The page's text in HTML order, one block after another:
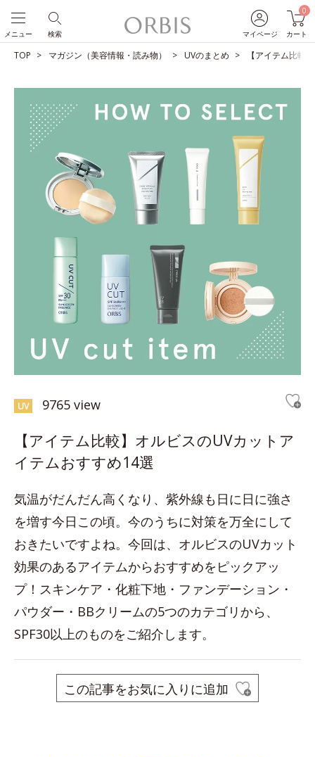
マイページ
0
カート
検索
メニュー
TOP マガジン（美容情報・読み物） UVのまとめ 【アイテム比較
UV 9765 view
【アイテム比較】オルビスのUVカットア
イテムおすすめ14選
気温がだんだん高くなり、紫外線も日に日に強さ
を増す今日この頃。今のうちに対策を万全にして
おきたいですよね。今回は、オルビスのUVカット
効果のあるアイテムからおすすめをピックアッ
プ！スキンケア・化粧下地・ファンデーション・
パウダー・BBクリームの5つのカテゴリから、
SPF30以上のものをご紹介します。
この記事をお気に入りに追加